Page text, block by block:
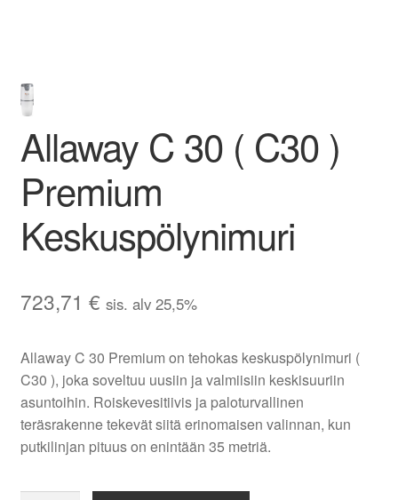
Allaway C 30 ( C30 )
Premium
Keskuspölynimuri
723,71 € sis. alv 25,5%
Allaway C 30 Premium on tehokas keskuspölynimuri (
C30 ), joka soveltuu uusiin ja valmiisiin keskisuuriin
asuntoihin. Roiskevesitiivis ja paloturvallinen
teräsrakenne tekevät siitä erinomaisen valinnan, kun
putkilinjan pituus on enintään 35 metriä.